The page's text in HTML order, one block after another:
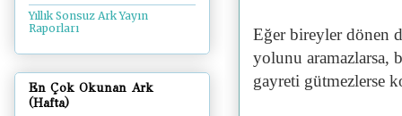
Eğer bireyler dönen
yolunu aramazlarsa,
gayreti gütmezlerse
Yıllık Sonsuz Ark Yayın
Raporları
En Çok Okunan Ark
(Hafta)